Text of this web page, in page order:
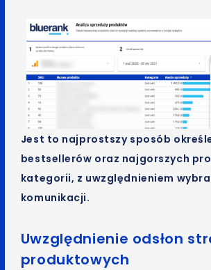
Jest to najprostszy sposób
bestsellerów oraz najgorszych
kategorii, z uwzględnieniem
komunikacji.
Uwzględnienie odsłon
produktowych